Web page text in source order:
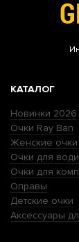
КАТАЛОГ
Новинки 2026
Очки Ray Ban
Женские очки
Очки для
Очки для
Оправы
Детские очки
Аксессуары